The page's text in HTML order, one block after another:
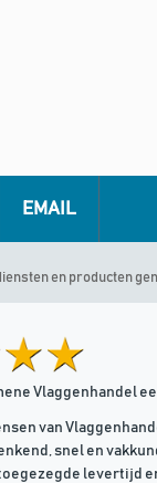
EMAIL
en producten
Vlaggenhandel
van
snel en
levertijd